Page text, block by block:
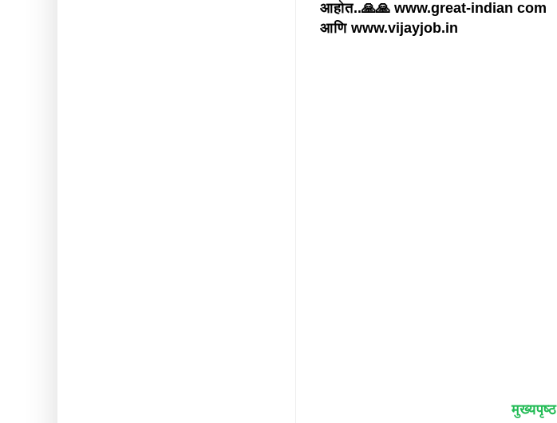
आहोत..🙏🙏 www.great-indian com
आणि www.vijayjob.in
मुख्यपृष्ठ